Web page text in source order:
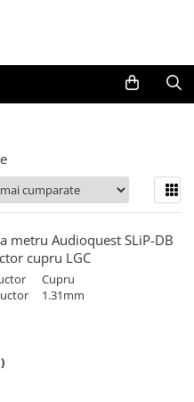
metru Audioquest SLiP-DB
cupru LGC
Cupru
1.31mm